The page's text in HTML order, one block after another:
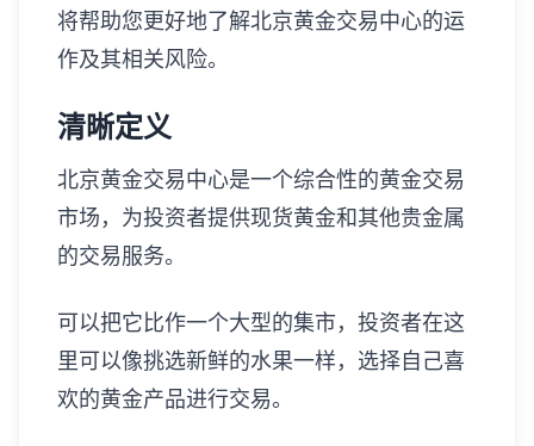
将帮助您更好地了解北京黄金交易中心的运
作及其相关风险。
清晰定义
北京黄金交易中心是一个综合性的黄金交易
市场，为投资者提供现货黄金和其他贵金属
的交易服务。
可以把它比作一个大型的集市，投资者在这
里可以像挑选新鲜的水果一样，选择自己喜
欢的黄金产品进行交易。